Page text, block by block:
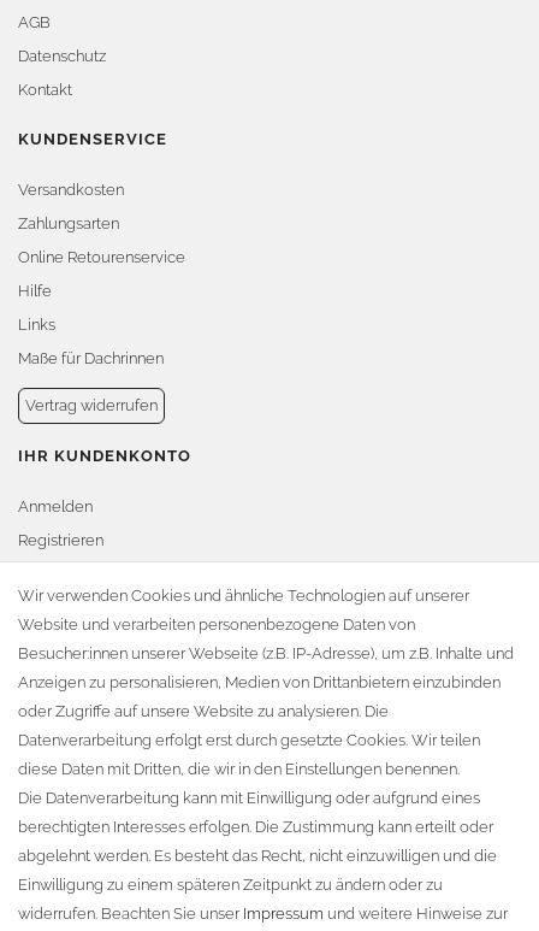
AGB
Datenschutz
Kontakt
KUNDENSERVICE
Versandkosten
Zahlungsarten
Online Retourenservice
Hilfe
Links
Maße für Dachrinnen
Vertrag widerrufen
IHR KUNDENKONTO
Anmelden
Registrieren
Warenkorb
Zur Kasse
KONTAKT
Fa. Steffen Jost
Söbrigener Weg 50
D-01796 Pirna
Telefon:+49 (0)3501 507295
info@dach-teufel.de
Wir verwenden Cookies und ähnliche Technologien auf unserer
Website und verarbeiten personenbezogene Daten von
Besucher:innen unserer Webseite (z.B. IP-Adresse), um z.B. Inhalte und
Anzeigen zu personalisieren, Medien von Drittanbietern einzubinden
oder Zugriffe auf unsere Website zu analysieren. Die
Datenverarbeitung erfolgt erst durch gesetzte Cookies. Wir teilen
diese Daten mit Dritten, die wir in den Einstellungen benennen.
Die Datenverarbeitung kann mit Einwilligung oder aufgrund eines
berechtigten Interesses erfolgen. Die Zustimmung kann erteilt oder
abgelehnt werden. Es besteht das Recht, nicht einzuwilligen und die
Einwilligung zu einem späteren Zeitpunkt zu ändern oder zu
widerrufen. Beachten Sie unser Impressum und weitere Hinweise zur